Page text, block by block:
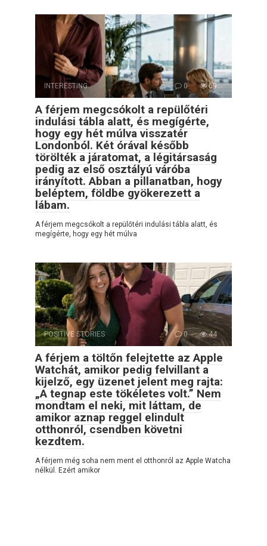
INTERESTING 0 69
A férjem megcsókolt a repülőtéri
indulási tábla alatt, és megígérte,
hogy egy hét múlva visszatér
Londonból. Két órával később
törölték a járatomat, a légitársaság
pedig az első osztályú váróba
irányított. Abban a pillanatban, hogy
beléptem, földbe gyökerezett a
lábam.
A férjem megcsókolt a repülőtéri indulási tábla alatt, és
megígérte, hogy egy hét múlva
POSITIVE STORIES 0 44
A férjem a töltőn felejtette az Apple
Watchát, amikor pedig felvillant a
kijelző, egy üzenet jelent meg rajta:
„A tegnap este tökéletes volt.” Nem
mondtam el neki, mit láttam, de
amikor aznap reggel elindult
otthonról, csendben követni
kezdtem.
A férjem még soha nem ment el otthonról az Apple Watcha
nélkül. Ezért amikor